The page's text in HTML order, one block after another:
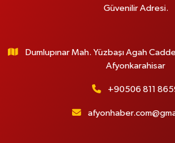
Güvenilir Adresi.
Dumlupınar Mah. Yüzbaşı Agah
Afyonkarahisar
+90506 811